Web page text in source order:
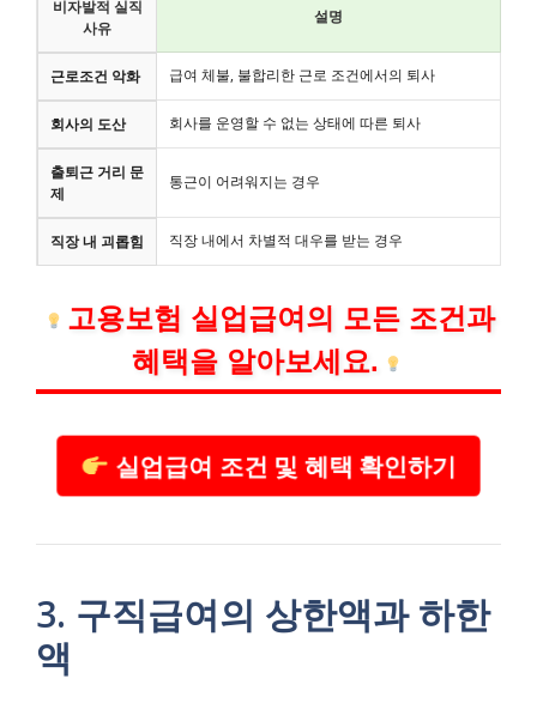
비자발적 실직
사유
설명
근로조건 악화 급여 체불, 불합리한 근로 조건에서의 퇴사
회사의 도산 회사를 운영할 수 없는 상태에 따른 퇴사
출퇴근 거리 문
제
통근이 어려워지는 경우
직장 내 괴롭힘 직장 내에서 차별적 대우를 받는 경우
고용보험 실업급여의 모든 조건과
혜택을 알아보세요.
실업급여 조건 및 혜택 확인하기
3. 구직급여의 상한액과 하한
액